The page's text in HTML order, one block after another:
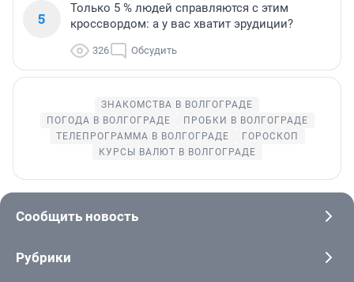
5
Только 5 % людей справляются с этим
кроссвордом: а у вас хватит эрудиции?
326 Обсудить
ЗНАКОМСТВА В ВОЛГОГРАДЕ
ПОГОДА В ВОЛГОГРАДЕ
ПРОБКИ В ВОЛГОГРАДЕ
ТЕЛЕПРОГРАММА В ВОЛГОГРАДЕ
ГОРОСКОП
КУРСЫ ВАЛЮТ В ВОЛГОГРАДЕ
Сообщить новость
Рубрики